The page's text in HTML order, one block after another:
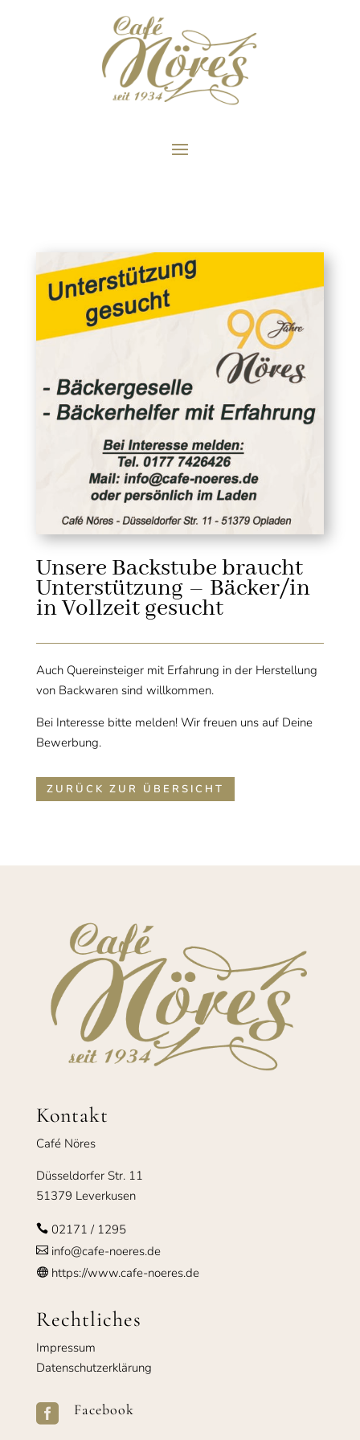
Unsere Backstube braucht
Unterstützung – Bäcker/in
in Vollzeit gesucht
Auch Quereinsteiger mit Erfahrung in der Herstellung
von Backwaren sind willkommen.
Bei Interesse bitte melden! Wir freuen uns auf Deine
Bewerbung.
ZURÜCK ZUR ÜBERSICHT
Kontakt
Café Nöres
Düsseldorfer Str. 11
51379 Leverkusen
 02171 / 1295
info@cafe-noeres.de
https://www.cafe-noeres.de
Rechtliches
Impressum
Datenschutzerklärung
 Facebook